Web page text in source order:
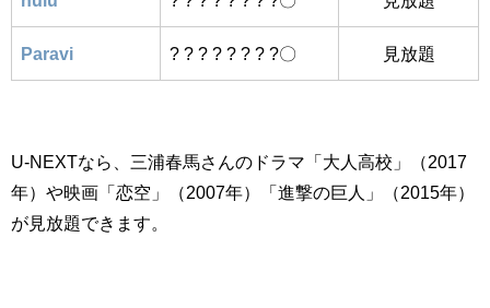
Paravi ? ? ? ? ? ? ? ?〇 見放題
U-NEXTなら、三浦春馬さんのドラマ「大人高校」（2017
年）や映画「恋空」（2007年）「進撃の巨人」（2015年）
が見放題できます。